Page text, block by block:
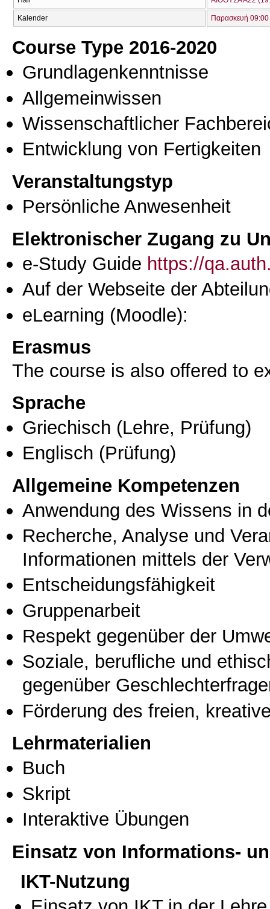
Kalender Παρασκευή
Course Type 2016-2020
Grundlagenkenntnisse
Allgemeinwissen
Wissenschaftlicher
Entwicklung von Fertigkeiten
Veranstaltungstyp
Persönliche Anwesenheit
Elektronischer Zugang zu
e-Study Guide https://
Auf der Webseite der
eLearning (Moodle):
Erasmus
The course is also offered to
Sprache
Griechisch (Lehre, Prüfung)
Englisch (Prüfung)
Allgemeine Kompetenzen
Anwendung des Wissens in
Recherche, Analyse und
Informationen mittels der
Entscheidungsfähigkeit
Gruppenarbeit
Respekt gegenüber der
Soziale, berufliche und
gegenüber
Förderung des freien,
Lehrmaterialien
Buch
Skript
Interaktive Übungen
Einsatz von Informations-
IKT-Nutzung